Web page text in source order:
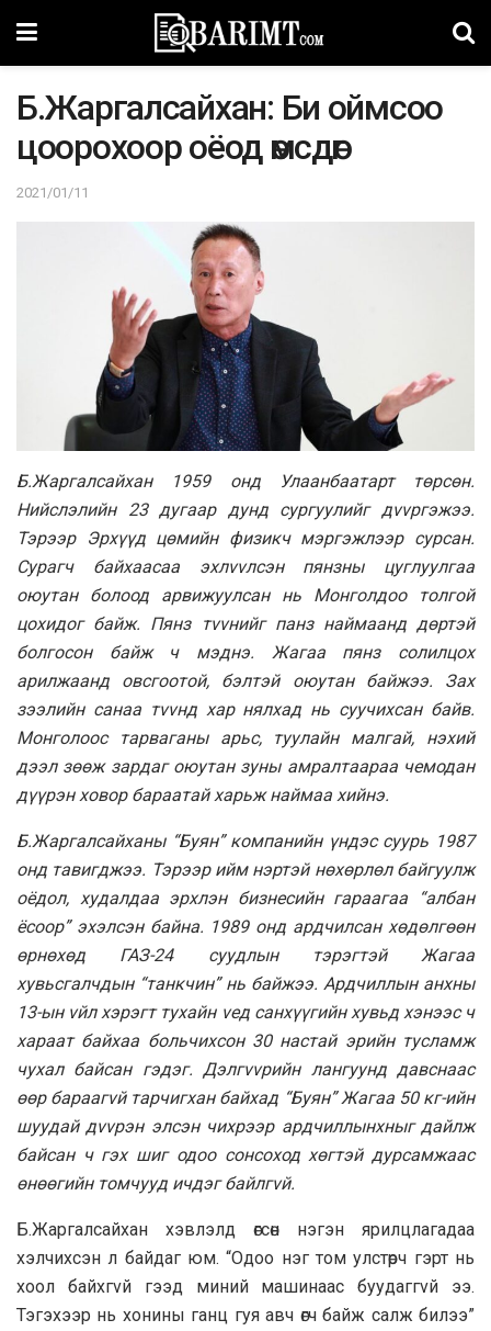
Б.Жаргалсайхан: Би оймсоо
цоорохоор оёод өмсдөг
2021/01/11
Б.Жаргалсайхан 1959 онд Улаанбаатарт төрсөн.
Нийслэлийн 23 дугаар дунд сургуулийг дvvргэжээ.
Тэрээр Эрхүүд цөмийн физикч мэргэжлээр сурсан.
Сурагч байхаасаа эхлvvлсэн пянзны цуглуулгаа
оюутан болоод арвижуулсан нь Монголдоо толгой
цохидог байж. Пянз тvvнийг панз наймаанд дөртэй
болгосон байж ч мэднэ. Жагаа пянз солилцох
арилжаанд овсгоотой, бэлтэй оюутан байжээ. Зах
зээлийн санаа тvvнд хар нялхад нь суучихсан байв.
Монголоос тарваганы арьс, туулайн малгай, нэхий
дээл зөөж зардаг оюутан зуны амралтаараа чемодан
дүүрэн ховор бараатай харьж наймаа хийнэ.
Б.Жаргалсайханы “Буян” компанийн үндэс суурь 1987
онд тавигджээ. Тэрээр ийм нэртэй нөхөрлөл байгуулж
оёдол, худалдаа эрхлэн бизнесийн гараагаа “албан
ёсоор” эхэлсэн байна. 1989 онд ардчилсан хөдөлгөөн
өрнөхөд ГАЗ-24 суудлын тэрэгтэй Жагаа
хувьсгалчдын “танкчин” нь байжээ. Ардчиллын анхны
13-ын vйл хэрэгт тухайн vед санхүүгийн хувьд хэнээс ч
хараат байхаа больчихсон 30 настай эрийн тусламж
чухал байсан гэдэг. Дэлгvvрийн лангуунд давснаас
өөр бараагvй тарчигхан байхад “Буян” Жагаа 50 кг-ийн
шуудай дvvрэн элсэн чихрээр ардчиллынхныг дайлж
байсан ч гэх шиг одоо сонсоход хөгтэй дурсамжаас
өнөөгийн томчууд ичдэг байлгvй.
Б.Жаргалсайхан хэвлэлд өгсөн нэгэн ярилцлагадаа
хэлчихсэн л байдаг юм. “Одоо нэг том улстөрч гэрт нь
хоол байхгvй гээд миний машинаас буудаггvй ээ.
Тэгэхээр нь хонины ганц гуя авч өгч байж салж билээ”